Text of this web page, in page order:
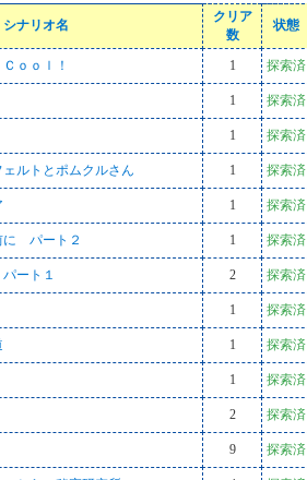
シナリオ名
クリア
数
状態
ｏｏｌ！ 1 探索済
1 探索済
1 探索済
ェルトとポムクルさん 1 探索済
1 探索済
に パート２ 1 探索済
ート１ 2 探索済
1 探索済
1 探索済
1 探索済
2 探索済
9 探索済